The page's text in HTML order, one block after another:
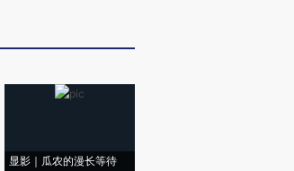
显影｜瓜农的漫长等待